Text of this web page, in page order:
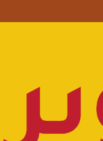
علامة استفهام